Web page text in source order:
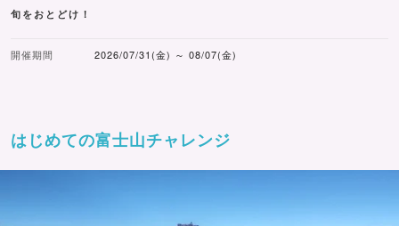
旬をおとどけ！
開催期間 2026/07/31(金) ～ 08/07(金)
はじめての富士山チャレンジ